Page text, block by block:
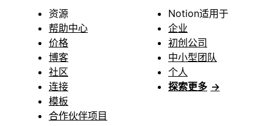
资源
帮助中心
价格
博客
社区
连接
模板
合作伙伴项目
Notion适用于
企业
初创公司
中小型团队
个人
探索更多 →